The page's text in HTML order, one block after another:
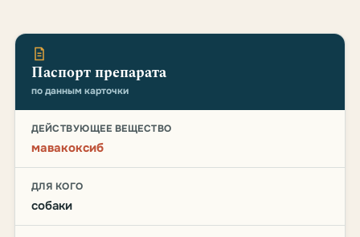
Паспорт препарата
по данным карточки
ДЕЙСТВУЮЩЕЕ ВЕЩЕСТВО
мавакоксиб
ДЛЯ КОГО
собаки